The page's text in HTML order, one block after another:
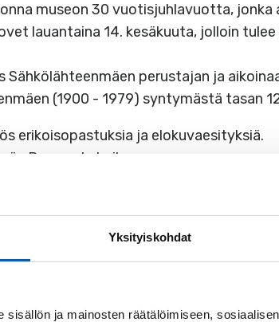
Yksityiskohdat
sisällön ja mainosten räätälöimiseen,
museon 30 vuotisjuhlavuotta,
lauantaina 14. kesäkuuta, jolloin
Sähkölähteenmäen perustajan ja
(1900 - 1979) syntymästä tasan
erikoisopastuksia ja elokuvaesityksiä.
Pop up-kahvila,
ohjelmatarjontaa.